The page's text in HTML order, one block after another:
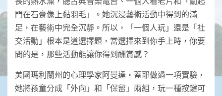
門在石膏像上黏羽毛」。她沉浸藝術活動中得到的滿
足，在藝術中完全沉靜。所以，「一個人玩」還是「社
交活動」根本是道選擇題，當選擇來到你手上時，你要
問的是，那些活動能讓你得到酬賞感？
美國瑪利蘭州的心理學家阿曼達‧蓋耶做過一項實驗，
她將孩童分成「外向」和「保留」兩組，玩一種按鍵可